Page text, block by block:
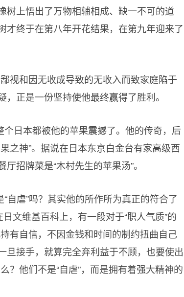
树上悟出了万物相辅相成、缺一不可的道
终于在第八年开花结果，在第九年迎来了
视和因无收成导致的无收入而致家庭陷于
正是一份坚持使他最终赢得了胜利。
日本都被他的苹果震撼了。他的传奇，后
之神”。据说在日本东京白金台有家高级西
招牌菜是“木村先生的苹果汤”。
自虐”吗？其实他的所作所为真正的符合了
文维基百科上，有一段对于“职人气质”的
有自信，不因金钱和时间的制约扭曲自己
旦接手，就算完全弃利益于不顾，也要使出
？他们不是“自虐”，而是拥有着强大精神的